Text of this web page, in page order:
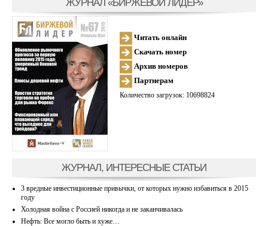
Читать онлайн
Скачать номер
Архив номеров
Партнерам
Количество загрузок: 10698824
ЖУРНАЛ, ИНТЕРЕСНЫЕ СТАТЬИ
3 вредные инвестиционные привычки, от которых нужно избавиться в 2015
году
Холодная война с Россией никогда и не заканчивалась
Нефть: Все могло быть и хуже…